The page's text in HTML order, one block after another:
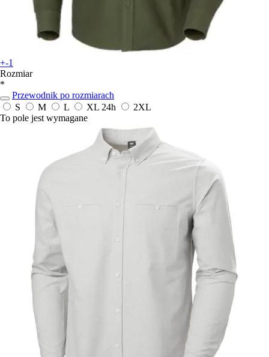
+-1
Rozmiar
*
Przewodnik po rozmiarach
S
M L XL 24h
2XL
To pole jest wymagane